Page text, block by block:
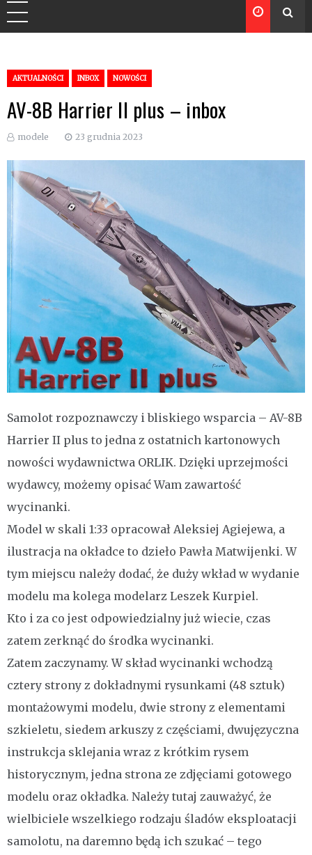
AKTUALNOŚCI INBOX NOWOŚCI
AV-8B Harrier II plus – inbox
modele 23 grudnia 2023
Samolot rozpoznawczy i bliskiego wsparcia – AV-8B
Harrier II plus to jedna z ostatnich kartonowych
nowości wydawnictwa ORLIK. Dzięki uprzejmości
wydawcy, możemy opisać Wam zawartość
wycinanki.
Model w skali 1:33 opracował Aleksiej Agiejewa, a
ilustracja na okładce to dzieło Pawła Matwijenki. W
tym miejscu należy dodać, że duży wkład w wydanie
modelu ma kolega modelarz Leszek Kurpiel.
Kto i za co jest odpowiedzialny już wiecie, czas
zatem zerknąć do środka wycinanki.
Zatem zaczynamy. W skład wycinanki wchodzą
cztery strony z dokładnymi rysunkami (48 sztuk)
montażowymi modelu, dwie strony z elementami
szkieletu, siedem arkuszy z częściami, dwujęzyczna
instrukcja sklejania wraz z krótkim rysem
historycznym, jedna strona ze zdjęciami gotowego
modelu oraz okładka. Należy tutaj zauważyć, że
wielbiciele wszelkiego rodzaju śladów eksploatacji
samolotu, na daremno będą ich szukać – tego